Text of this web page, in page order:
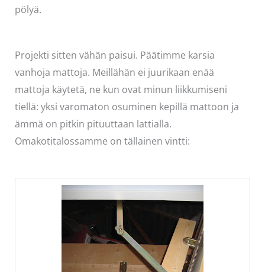
pölyä.
Projekti sitten vähän paisui. Päätimme karsia
vanhoja mattoja. Meillähän ei juurikaan enää
mattoja käytetä, ne kun ovat minun liikkumiseni
tiellä: yksi varomaton osuminen kepillä mattoon ja
ämmä on pitkin pituuttaan lattialla.
Omakotitalossamme on tällainen vintti: